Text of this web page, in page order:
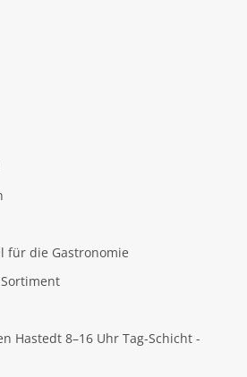
für die Gastronomie
Hastedt 8–16 Uhr Tag-Schicht -